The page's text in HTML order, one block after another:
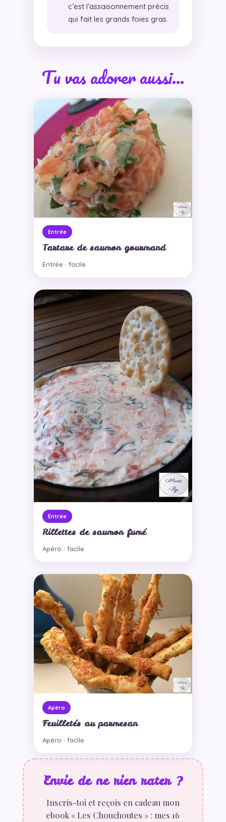
c’est l’assaisonnement précis
qui fait les grands foies gras.
Tu vas adorer aussi…
Entrée
Tartare de saumon gourmand
Entrée · facile
Entrée
Rillettes de saumon fumé
Apéro · facile
Apéro
Feuilletés au parmesan
Apéro · facile
Envie de ne rien rater ?
Inscris-toi et reçois en cadeau mon
ebook « Les Chouchoutes » : mes 16